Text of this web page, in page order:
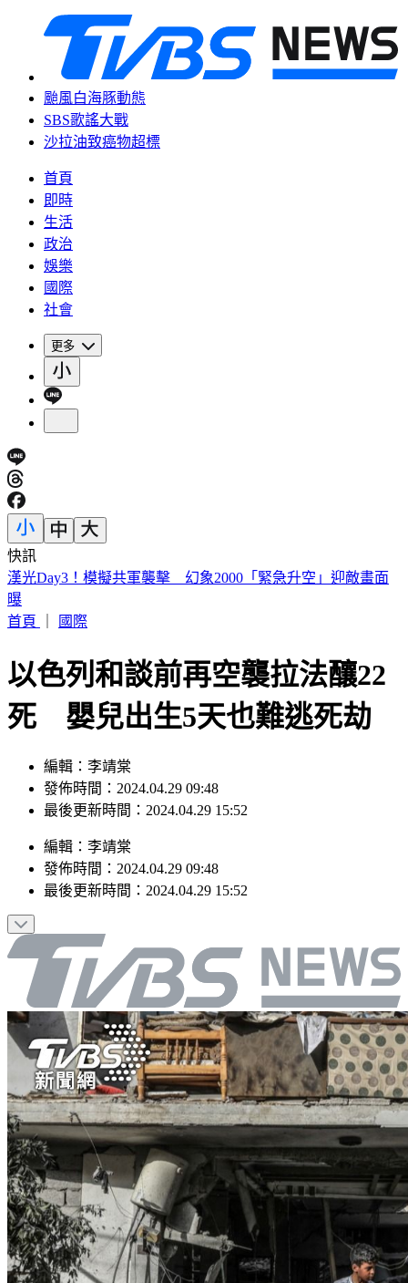
颱風白海豚動態
SBS歌謠大戰
沙拉油致癌物超標
首頁
即時
生活
政治
娛樂
國際
社會
更多
快訊
慈濟遭疫苗詐騙10億！賴瑞隆點名柯志恩：應向陳時中道歉
首頁
以色列和談前再空襲拉法釀22
死 嬰兒出生5天也難逃死劫
發佈時間：2024.04.29 09:48
最後更新時間：2024.04.29 15:52
發佈時間：2024.04.29 09:48
最後更新時間：2024.04.29 15:52